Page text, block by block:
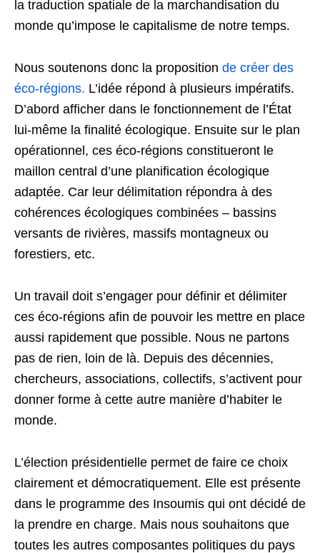
la traduction spatiale de la marchandisation du
monde qu’impose le capitalisme de notre temps.
Nous soutenons donc la proposition de créer des
éco-régions. L’idée répond à plusieurs impératifs.
D’abord afficher dans le fonctionnement de l’État
lui-même la finalité écologique. Ensuite sur le plan
opérationnel, ces éco-régions constitueront le
maillon central d’une planification écologique
adaptée. Car leur délimitation répondra à des
cohérences écologiques combinées – bassins
versants de rivières, massifs montagneux ou
forestiers, etc.
Un travail doit s’engager pour définir et délimiter
ces éco-régions afin de pouvoir les mettre en place
aussi rapidement que possible. Nous ne partons
pas de rien, loin de là. Depuis des décennies,
chercheurs, associations, collectifs, s’activent pour
donner forme à cette autre manière d’habiter le
monde.
L’élection présidentielle permet de faire ce choix
clairement et démocratiquement. Elle est présente
dans le programme des Insoumis qui ont décidé de
la prendre en charge. Mais nous souhaitons que
toutes les autres composantes politiques du pays